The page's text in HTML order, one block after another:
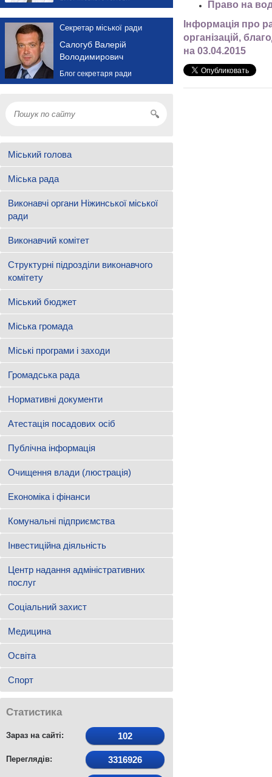
Секретар міської ради
Салогуб Валерій
Володимирович
Блог секретаря ради
Міський голова
Міська рада
Виконавчі органи Ніжинської міської
ради
Виконавчий комітет
Структурні підрозділи виконавчого
комітету
Міський бюджет
Міська громада
Міські програми і заходи
Громадська рада
Нормативні документи
Атестація посадових осіб
Публічна інформація
Очищення влади (люстрація)
Економіка і фінанси
Комунальні підприємства
Інвестиційна діяльність
Центр надання адміністративних
послуг
Соціальний захист
Медицина
Освіта
Спорт
Статистика
Зараз на сайті: 102
Переглядів: 3316926
Право на
Інформація про
організацій,
на 03.04.2015